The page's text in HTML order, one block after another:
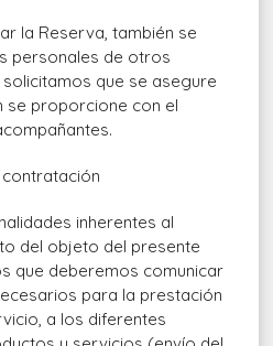
la Reserva, también se
personales de otros
que se asegure
se proporcione con el
inherentes al
del objeto del presente
que deberemos comunicar
para la prestación
a los diferentes